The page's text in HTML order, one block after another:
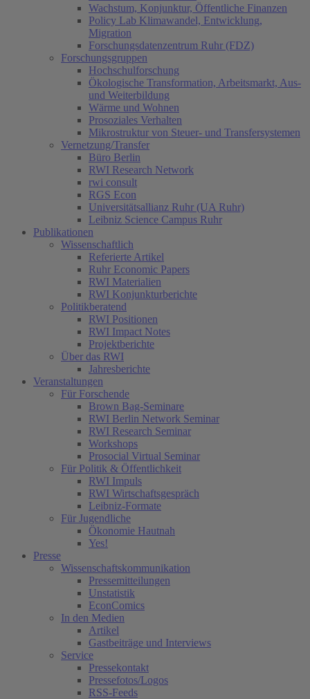
Wachstum, Konjunktur, Öffentliche Finanzen
Policy Lab Klimawandel, Entwicklung,
Migration
Forschungsdatenzentrum Ruhr (FDZ)
Forschungsgruppen
Hochschulforschung
Ökologische Transformation, Arbeitsmarkt, Aus-
und Weiterbildung
Wärme und Wohnen
Prosoziales Verhalten
Mikrostruktur von Steuer- und Transfersystemen
Vernetzung/Transfer
Büro Berlin
RWI Research Network
rwi consult
RGS Econ
Universitätsallianz Ruhr (UA Ruhr)
Leibniz Science Campus Ruhr
Publikationen
Wissenschaftlich
Referierte Artikel
Ruhr Economic Papers
RWI Materialien
RWI Konjunkturberichte
Politikberatend
RWI Positionen
RWI Impact Notes
Projektberichte
Über das RWI
Jahresberichte
Veranstaltungen
Für Forschende
Brown Bag-Seminare
RWI Berlin Network Seminar
RWI Research Seminar
Workshops
Prosocial Virtual Seminar
Für Politik & Öffentlichkeit
RWI Impuls
RWI Wirtschaftsgespräch
Leibniz-Formate
Für Jugendliche
Ökonomie Hautnah
Yes!
Presse
Wissenschaftskommunikation
Pressemitteilungen
Unstatistik
EconComics
In den Medien
Artikel
Gastbeiträge und Interviews
Service
Pressekontakt
Pressefotos/Logos
RSS-Feeds